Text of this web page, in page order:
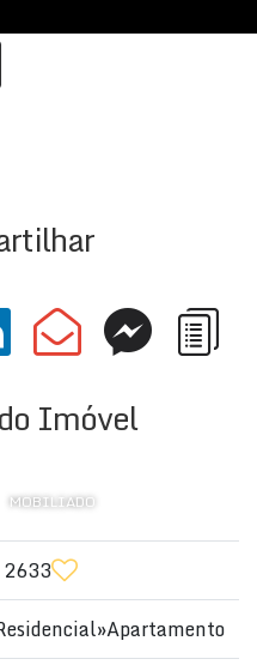
Imóvel
MOBILIADO
2633
»Apartamento